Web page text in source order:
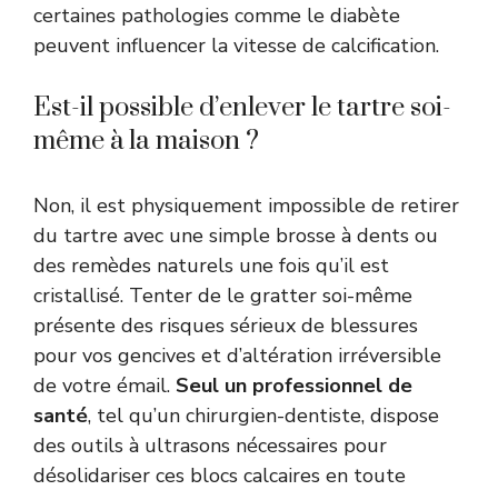
certaines pathologies comme le diabète
peuvent influencer la vitesse de calcification.
Est-il possible d’enlever le tartre soi-
même à la maison ?
Non, il est physiquement impossible de retirer
du tartre avec une simple brosse à dents ou
des remèdes naturels une fois qu’il est
cristallisé. Tenter de le gratter soi-même
présente des risques sérieux de blessures
pour vos gencives et d’altération irréversible
de votre émail. Seul un professionnel de
santé, tel qu’un chirurgien-dentiste, dispose
des outils à ultrasons nécessaires pour
désolidariser ces blocs calcaires en toute